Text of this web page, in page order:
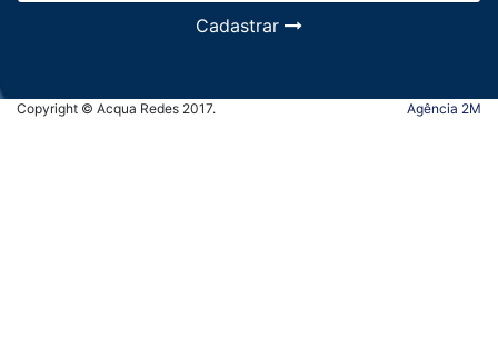
Cadastrar
Copyright © Acqua Redes 2017. Agência 2M